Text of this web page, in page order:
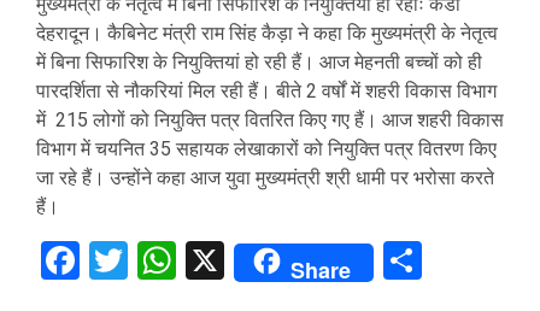
देहरादून। कैबिनेट मंत्री राम सिंह कैड़ा ने कहा कि मुख्यमंत्री के नेतृत्व
में बिना सिफारिश के नियुक्तियां हो रही हैं। आज मेहनती बच्चों को ही
पारदर्शिता से नौकरियां मिल रही हैं। बीते 2 वर्षों में शहरी विकास विभाग
में 215 लोगों को नियुक्ति पत्र वितरित किए गए हैं। आज शहरी विकास
विभाग में चयनित 35 सहायक लेखाकारों को नियुक्ति पत्र वितरण किए
जा रहे हैं। उन्होंने कहा आज युवा मुख्यमंत्री श्री धामी पर भरोसा करते
हैं।
Facebook
TwitterWhatsApp
X Share